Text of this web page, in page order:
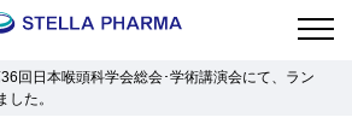
回日本喉頭科学会総会･学術講演会にて、ラン
た。